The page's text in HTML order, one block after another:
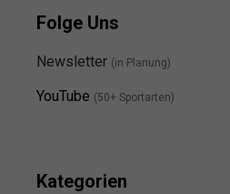
Folge Uns
Newsletter (in Planung)
YouTube (50+ Sportarten)
Kategorien